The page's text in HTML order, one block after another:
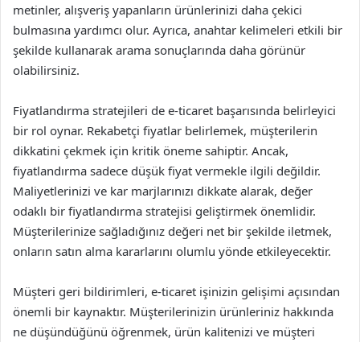
metinler, alışveriş yapanların ürünlerinizi daha çekici
bulmasına yardımcı olur. Ayrıca, anahtar kelimeleri etkili bir
şekilde kullanarak arama sonuçlarında daha görünür
olabilirsiniz.
Fiyatlandırma stratejileri de e-ticaret başarısında belirleyici
bir rol oynar. Rekabetçi fiyatlar belirlemek, müşterilerin
dikkatini çekmek için kritik öneme sahiptir. Ancak,
fiyatlandırma sadece düşük fiyat vermekle ilgili değildir.
Maliyetlerinizi ve kar marjlarınızı dikkate alarak, değer
odaklı bir fiyatlandırma stratejisi geliştirmek önemlidir.
Müşterilerinize sağladığınız değeri net bir şekilde iletmek,
onların satın alma kararlarını olumlu yönde etkileyecektir.
Müşteri geri bildirimleri, e-ticaret işinizin gelişimi açısından
önemli bir kaynaktır. Müşterilerinizin ürünleriniz hakkında
ne düşündüğünü öğrenmek, ürün kalitenizi ve müşteri